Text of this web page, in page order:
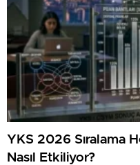
YKS 2026 Sıralama
Nasıl Etkiliyor?